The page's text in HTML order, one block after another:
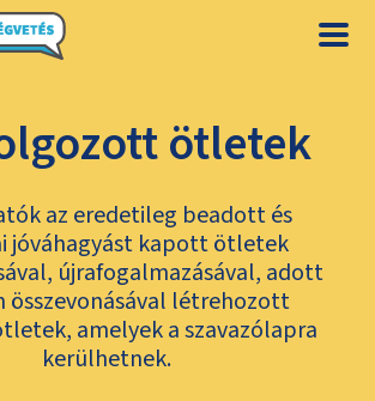
ötletek
az eredetileg beadott és
jóváhagyást kapott ötletek
újrafogalmazásával, adott
összevonásával létrehozott
amelyek a szavazólapra
kerülhetnek.